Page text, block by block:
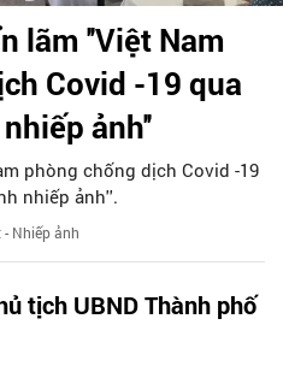
lãm ''Việt Nam
Covid -19 qua
ảnh''
phòng chống dịch Covid -19
nhiếp ảnh''.
Nhiếp ảnh
tịch UBND Thành phố